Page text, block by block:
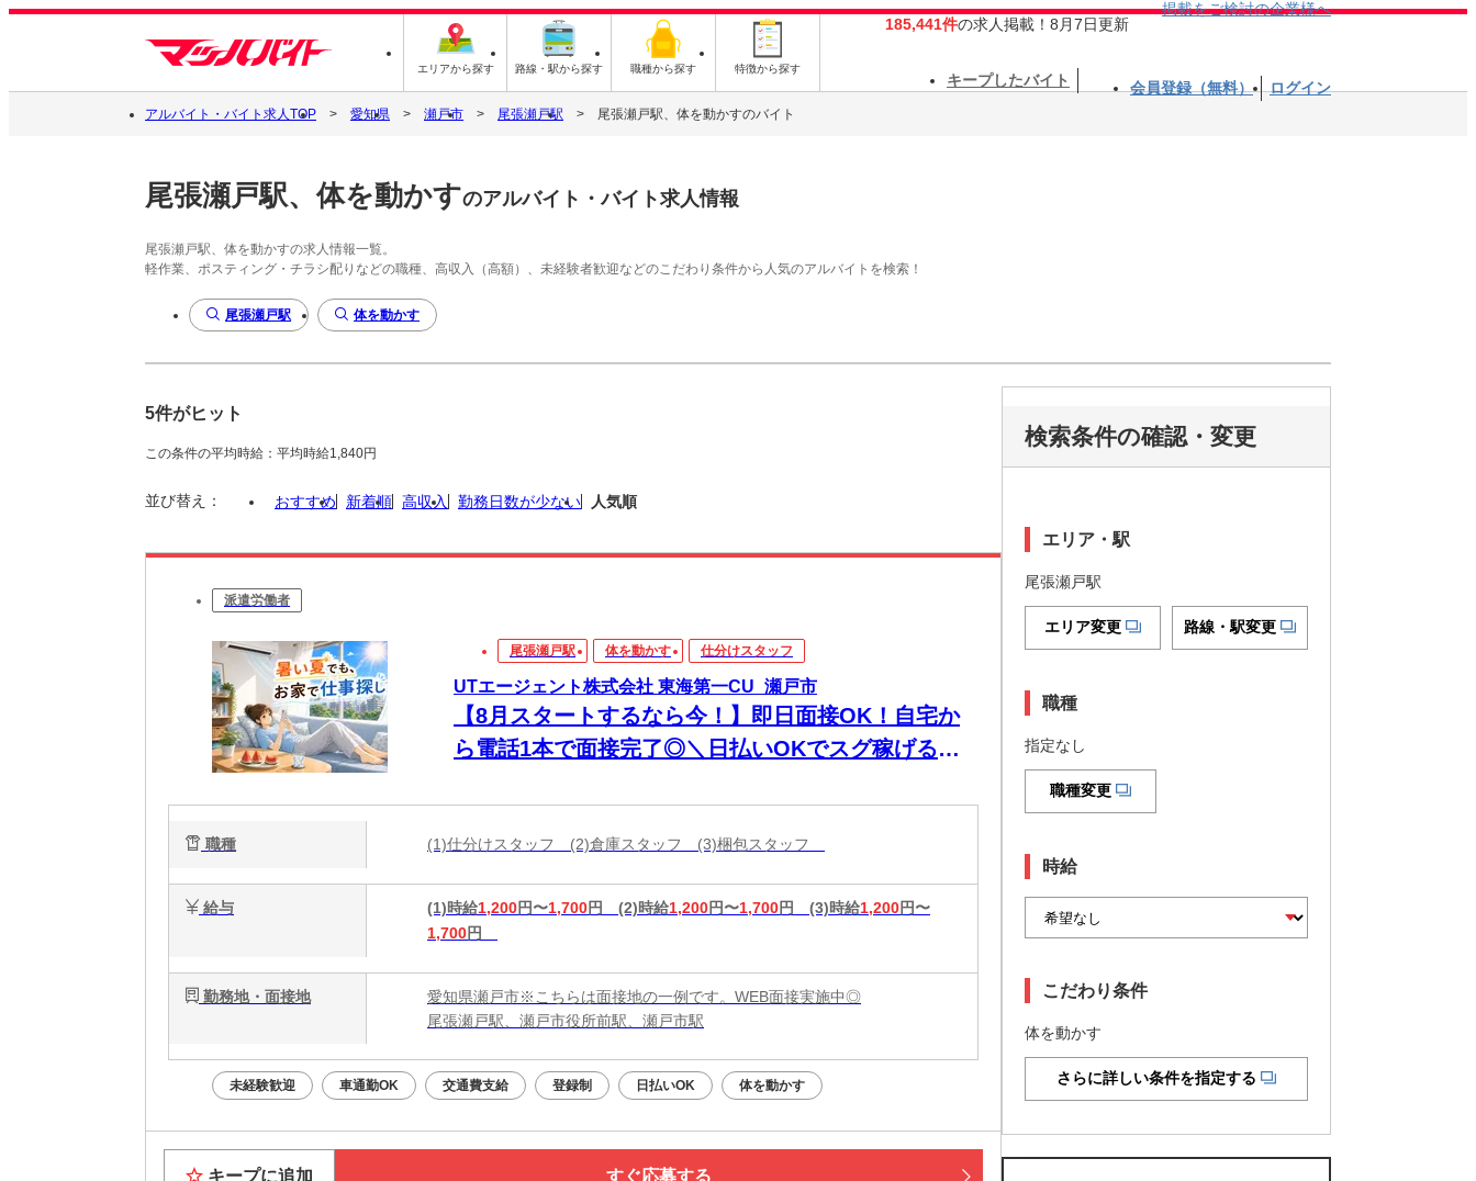
エリアから探す 路線・駅から探す 職種から探す 特徴から探す
185,441件の求人掲載！8月7日更新
掲載をご検討の企業様へ
キープしたバイト 会員登録（無料） ログイン
アルバイト・バイト求人TOP 愛知県 瀬戸市 尾張瀬戸駅 尾張瀬戸駅、体を動かすのバイト
尾張瀬戸駅、体を動かすのアルバイト・バイト求人情報
尾張瀬戸駅、体を動かすの求人情報一覧。
軽作業、ポスティング・チラシ配りなどの職種、高収入（高額）、未経験者歓迎などのこだわり条件から人気のアルバイトを検索！
尾張瀬戸駅 体を動かす
5件がヒット
この条件の平均時給：平均時給1,840円
並び替え： おすすめ 新着順 高収入 勤務日数が少ない 人気順
派遣労働者
尾張瀬戸駅 体を動かす 仕分けスタッフ
UTエージェント株式会社 東海第一CU_瀬戸市
【8月スタートするなら今！】即日面接OK！自宅か
ら電話1本で面接完了◎＼日払いOKでスグ稼げる／
職種 (1)仕分けスタッフ (2)倉庫スタッフ (3)梱包スタッフ
給与 (1)時給1,200円〜1,700円 (2)時給1,200円〜1,700円 (3)時給1,200円〜
1,700円
勤務地・面接地
愛知県瀬戸市※こちらは面接地の一例です。WEB面接実施中◎
尾張瀬戸駅、瀬戸市役所前駅、瀬戸市駅
未経験歓迎 車通勤OK 交通費支給 登録制 日払いOK 体を動かす
キープに追加 すぐ応募する
検索条件の確認・変更
エリア・駅
尾張瀬戸駅
エリア変更 路線・駅変更
職種
指定なし
職種変更
時給
こだわり条件
体を動かす
さらに詳しい条件を指定する